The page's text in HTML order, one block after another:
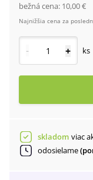
bežná cena: 10,00 €
Najnižšia cena za
- + ks
skladom viac
odosielame